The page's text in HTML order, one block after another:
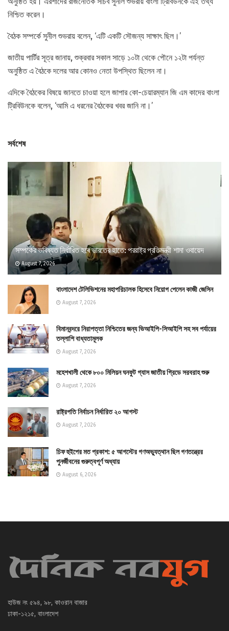
নিশ্চিত করেন।
বৈঠক সম্পর্কে সুনীল শুভরায় বলেন, ‘এটি একটি সৌজন্য সাক্ষাৎ ছিল।’
জাতীয় পার্টির সূত্র জানায়, শুক্রবার সকাল সাড়ে ১০টা থেকে পৌনে ১২টা পর্যন্ত
অনুষ্ঠিত এ বৈঠকে দলের আর কোনও নেতা উপস্থিত ছিলেন না।
এদিকে বৈঠকের বিষয়ে জানতে চাওয়া হলে জাপার কো-চেয়ারম্যান জি এম কাদের বাংলা
ট্রিবিউনকে বলেন, ‘আমি এ ধরনের বৈঠকের খবর জানি না।’
সর্বশেষ
সম্পর্কের ভবিষ্যত নির্ধারিত হবে ভারতের হাতে: পররাষ্ট্র প্রতিমন্ত্রী শামা ওবায়েদ
August 7, 2026
বাংলাদেশ টেলিভিশনের মহাপরিচালক হিসেবে নিয়োগ পেলেন কাজী জেসিন
August 7, 2026
বিমানবন্দরে নিরাপত্তা নিশ্চিতের জন্য ভিআইপি-সিআইপি সহ সব পর্যায়ের
তল্লাশি বাধ্যতামূলক
August 7, 2026
মহেশখালী থেকে ৮০০ মিলিয়ন ঘনফুট গ্যাস জাতীয় গ্রিডে সরবরাহ শুরু
August 7, 2026
রাষ্ট্রপতি নির্বাচন নির্ধারিত ২০ আগস্ট
August 7, 2026
চিফ হুইপের মত প্রকাশ: ৫ আগস্টের গণঅভ্যুত্থান ছিল গণতন্ত্রের
পুনর্জীবনের গুরুত্বপূর্ণ অধ্যায়
August 6, 2026
হাউজ নং ৫৯৪, ৯৮, কাওরান বাজার
ঢাকা-১২১৫, বাংলাদেশ